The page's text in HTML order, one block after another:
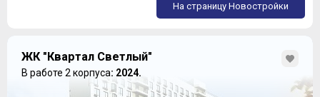
На страницу Новостройки
ЖК "Квартал Светлый"
В работе 2 корпуса: 2024.